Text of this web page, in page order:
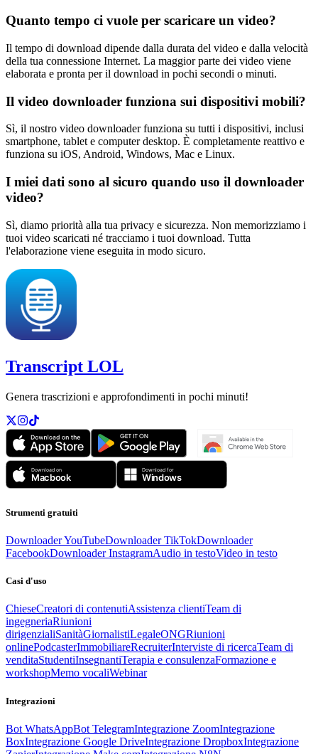
Quanto tempo ci vuole per scaricare un video?
Il tempo di download dipende dalla durata del video e dalla velocità
della tua connessione Internet. La maggior parte dei video viene
elaborata e pronta per il download in pochi secondi o minuti.
Il video downloader funziona sui dispositivi mobili?
Sì, il nostro video downloader funziona su tutti i dispositivi, inclusi
smartphone, tablet e computer desktop. È completamente reattivo e
funziona su iOS, Android, Windows, Mac e Linux.
I miei dati sono al sicuro quando uso il downloader
video?
Sì, diamo priorità alla tua privacy e sicurezza. Non memorizziamo i
tuoi video scaricati né tracciamo i tuoi download. Tutta
l'elaborazione viene eseguita in modo sicuro.
Transcript LOL
Genera trascrizioni e approfondimenti in pochi minuti!
Strumenti gratuiti
Downloader YouTubeDownloader TikTokDownloader
FacebookDownloader InstagramAudio in testoVideo in testo
Casi d'uso
ChieseCreatori di contenutiAssistenza clientiTeam di
ingegneriaRiunioni
dirigenzialiSanitàGiornalistiLegaleONGRiunioni
onlinePodcasterImmobiliareRecruiterInterviste di ricercaTeam di
venditaStudentiInsegnantiTerapia e consulenzaFormazione e
workshopMemo vocaliWebinar
Integrazioni
Bot WhatsAppBot TelegramIntegrazione ZoomIntegrazione
BoxIntegrazione Google DriveIntegrazione DropboxIntegrazione